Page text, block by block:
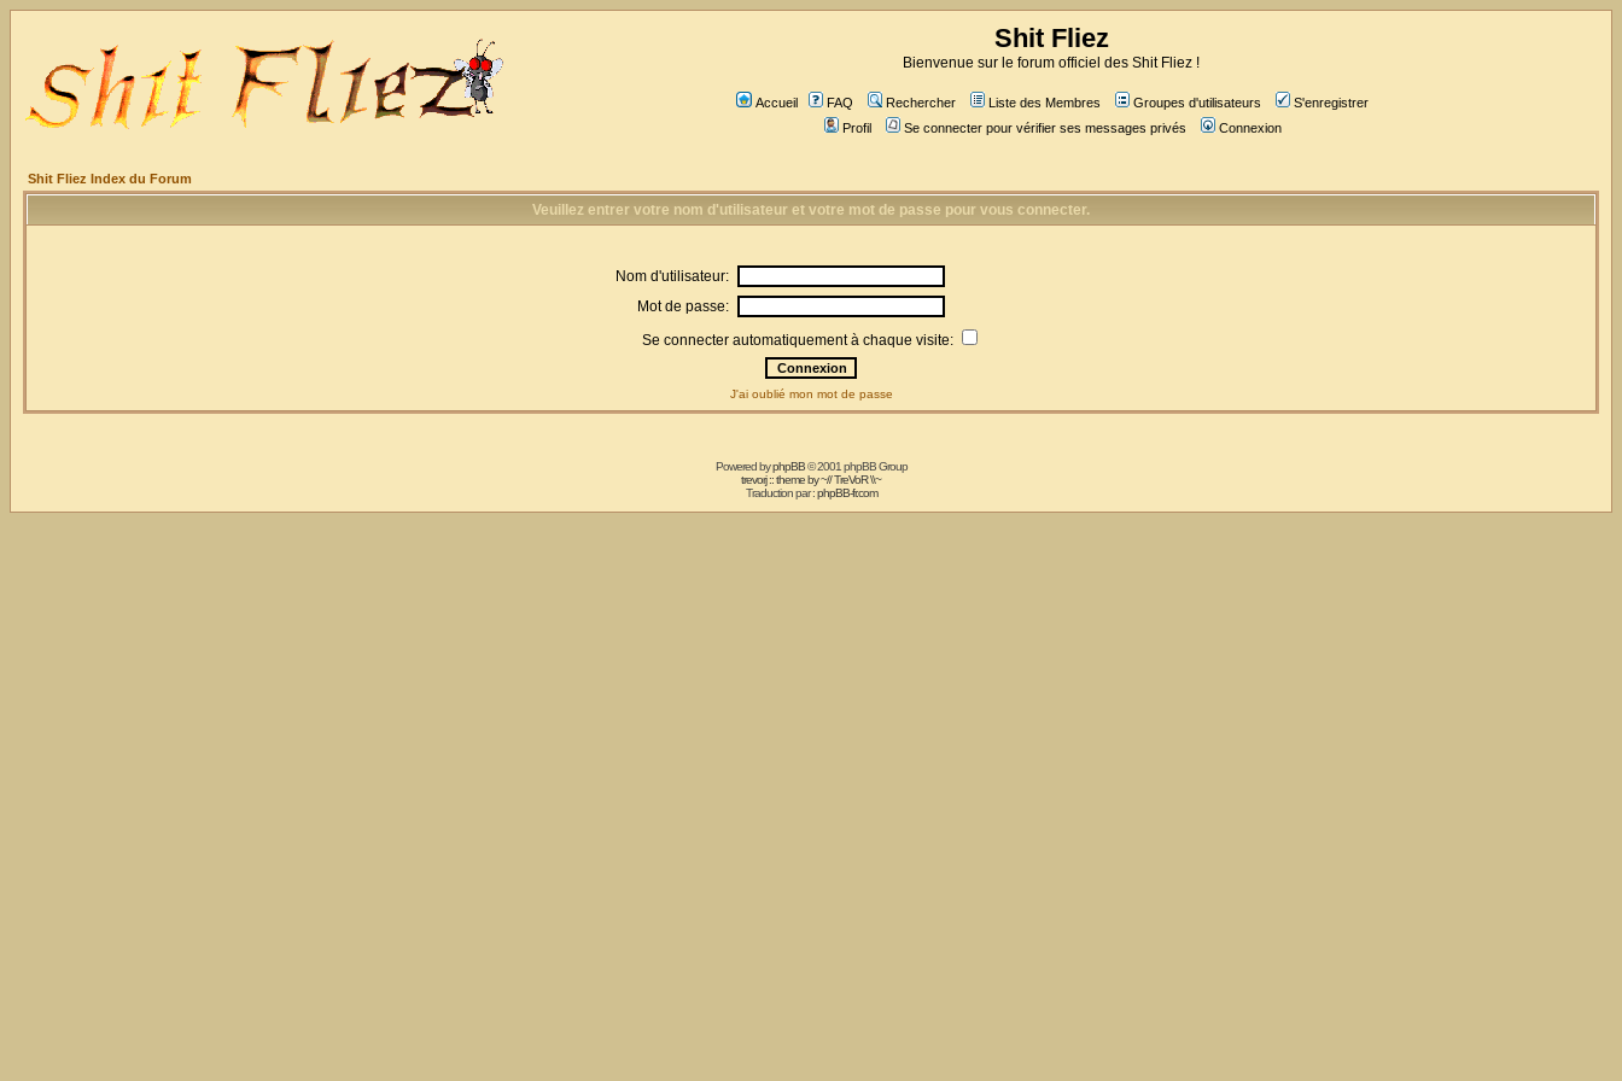
Shit Fliez
Bienvenue sur le forum officiel des Shit Fliez !
Accueil FAQ Rechercher Liste des Membres Groupes d'utilisateurs
S'enregistrer
Profil
Se connecter pour vérifier ses messages privés Connexion
Shit Fliez Index du Forum
Veuillez entrer votre nom d'utilisateur et votre mot de passe pour vous connecter.
Nom d'utilisateur:
Mot de passe:
Se connecter automatiquement à chaque visite:
J'ai oublié mon mot de passe
Powered byphpBB© 2001 phpBB Group
trevorj :: theme by ~// TreVoR \\~
Traduction par :phpBB-fr.com